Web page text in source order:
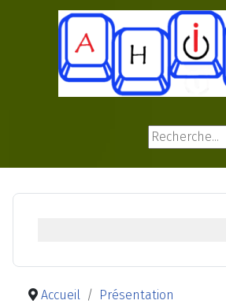
Rechercher
Accueil
Présentation